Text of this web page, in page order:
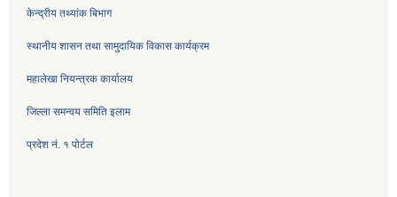
केन्द्रीय तथ्यांक बिभाग
स्थानीय शासन तथा सामुदायिक विकास कार्यक्रम
महालेखा नियन्त्रक कार्यालय
जिल्ला समन्वय समिति इलाम
प्रदेश नं. १ पोर्टल